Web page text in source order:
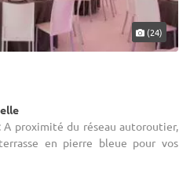
(24)
A proximité du réseau autoroutier,
en pierre bleue pour vos